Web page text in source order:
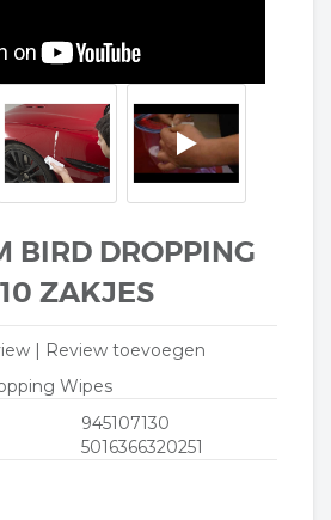
BIRD DROPPING
ZAKJES
| Review toevoegen
Wipes
945107130
5016366320251